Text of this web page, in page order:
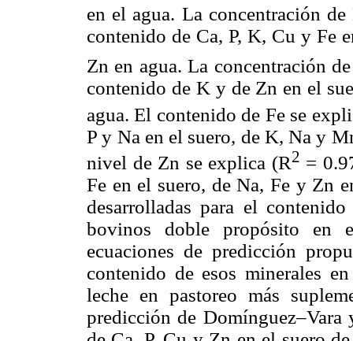
en el agua. La concentración
contenido de Ca, P, K, Cu y Fe
Zn en agua. La concentración
contenido de K y de Zn en el
agua. El contenido de Fe se
P y Na en el suero, de K, Na y
nivel de Zn se explica (R2 =
Fe en el suero, de Na, Fe y Zn
desarrolladas para el
bovinos doble propósito en
ecuaciones de predicción
contenido de esos minerales
leche en pastoreo más
predicción de